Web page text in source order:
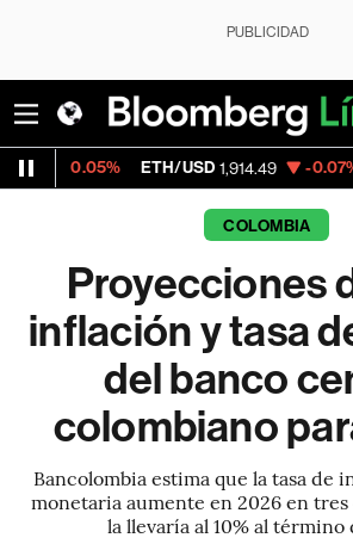
PUBLICIDAD
ETH/USD 1,914.49 -0.07% Visa
COLOMBIA
Proyecciones
inflación y tasa
del banco
colombiano
Bancolombia estima que la tasa de
monetaria aumente en 2026 en tres
la llevaría al 10% al término